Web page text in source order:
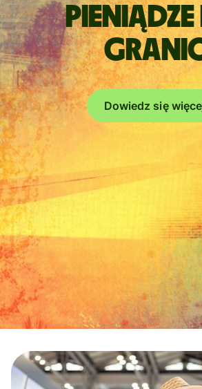
Pieniądze
Dowiedz się